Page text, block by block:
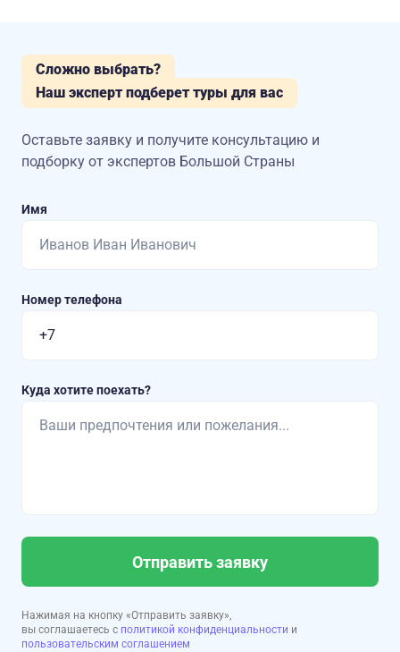
Сложно выбрать?
Наш эксперт подберет туры для вас
Оставьте заявку и получите консультацию и
подборку от экспертов Большой Страны
Имя
Номер телефона
Куда хотите поехать?
Отправить заявку
Нажимая на кнопку «Отправить заявку»,
вы соглашаетесь с политикой конфиденциальности и
пользовательским соглашением